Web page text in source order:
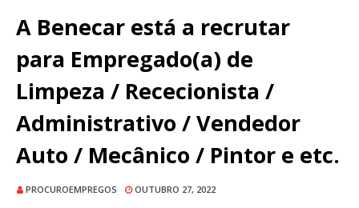
A Benecar está a recrutar
para Empregado(a) de
Limpeza / Rececionista /
Administrativo / Vendedor
Auto / Mecânico / Pintor e etc.
PROCUROEMPREGOS OUTUBRO 27, 2022